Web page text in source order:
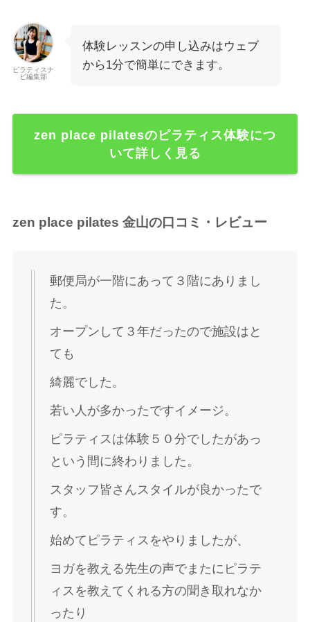
ピラティスナ
ビ編集部
体験レッスンの申し込みはウェブ
から1分で簡単にできます。
zen place pilatesのピラティス体験につ
いて詳しく見る
zen place pilates 金山の口コミ・レビュー
郵便局が一階にあって３階にありまし
た。
オープンして３年だったので施設はと
ても
綺麗でした。
若い人が多かったですイメージ。
ピラティスは体験５０分でしたがあっ
という間に終わりました。
スタッフ皆さんスタイルが良かったで
す。
始めてピラティスをやりましたが、
ヨガを教える先生の声でまたにピラテ
ィスを教えてくれる方の聞き取れなか
ったり